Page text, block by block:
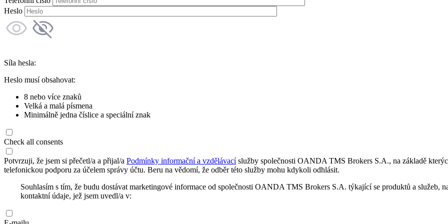
Heslo
Síla hesla:
Heslo musí obsahovat:
8 nebo více znaků
Velká a malá písmena
Minimálně jedna číslice a speciální znak
Check all consents
Potvrzuji, že jsem si přečetl/a a přijal/a Podmínky informační a vzdělávacíslužby společnosti OANDA TMS Brokers S.A., na základě
telefonickou podporu za účelem správy účtu. Beru na vědomí, že odběr této služby mohu kdykoli odhlásit.
Souhlasím s tím, že budu dostávat marketingové informace od společnosti OANDA TMS Brokers S.A. týkající se produktů a služeb,
kontaktní údaje, jež jsem uvedl/a v: